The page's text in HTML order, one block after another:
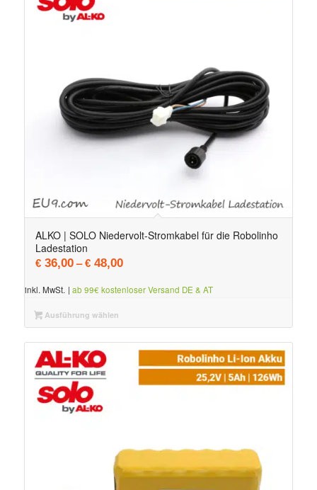
ALKO | SOLO Niedervolt-Stromkabel für die Robolinho
Ladestation
€36,00–€48,00
inkl. MwSt. | ab 99€ kostenloser Versand DE & AT
Ausführung wählen